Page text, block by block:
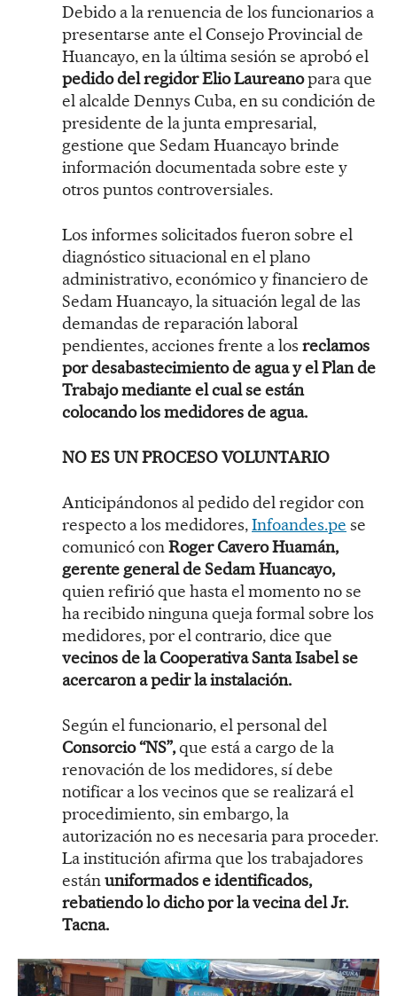
Debido a la renuencia de los funcionarios a
presentarse ante el Consejo Provincial de
Huancayo, en la última sesión se aprobó el
pedido del regidor Elio Laureanopara que
el alcalde Dennys Cuba, en su condición de
presidente de la junta empresarial,
gestione que Sedam Huancayo brinde
información documentada sobre este y
otros puntos controversiales.
Los informes solicitados fueron sobre el
diagnóstico situacional en el plano
administrativo, económico y financiero de
Sedam Huancayo, la situación legal de las
demandas de reparación laboral
pendientes, acciones frente a los reclamos
por desabastecimiento de agua y el Plan de
Trabajo mediante el cual se están
colocando los medidores de agua.
NO ES UN PROCESO VOLUNTARIO
Anticipándonos al pedido del regidor con
respecto a los medidores,Infoandes.pe se
comunicó conRoger Cavero Huamán,
gerente general de Sedam Huancayo,
quien refirió que hasta el momento no se
ha recibido ninguna queja formal sobre los
medidores, por el contrario, dice que
vecinos de la Cooperativa Santa Isabel se
acercaron a pedir la instalación.
Según el funcionario, el personal del
Consorcio “NS”,que está a cargo de la
renovación de los medidores, sí debe
notificar a los vecinos que se realizará el
procedimiento, sin embargo, la
autorización no es necesaria para proceder.
La institución afirma que los trabajadores
estánuniformados e identificados,
rebatiendo lo dicho por la vecina del Jr.
Tacna.